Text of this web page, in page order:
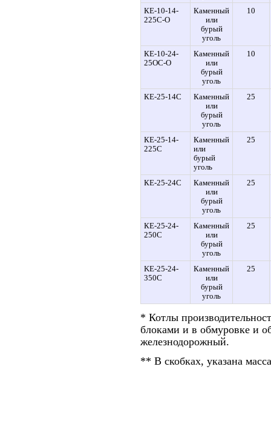
КЕ-10-14-
225С-О
Каменный
или
бурый
уголь
10
КЕ-10-24-
25ОС-О
Каменный
или
бурый
уголь
10
КЕ-25-14С
Каменный
или
бурый
уголь
25
КЕ-25-14-
225С
Каменный
или
бурый
уголь
25
КЕ-25-24С
Каменный
или
бурый
уголь
25
КЕ-25-24-
250С
Каменный
или
бурый
уголь
25
KE-25-24-
350C
Каменный
или
бурый
уголь
25
* Котлы
блоками и в обмуровке и
железнодорожный.
** В скобках, указана